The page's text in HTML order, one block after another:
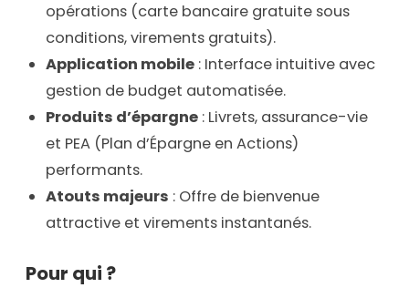
opérations (carte bancaire gratuite sous
conditions, virements gratuits).
Application mobile : Interface intuitive avec
gestion de budget automatisée.
Produits d’épargne : Livrets, assurance-vie
et PEA (Plan d’Épargne en Actions)
performants.
Atouts majeurs : Offre de bienvenue
attractive et virements instantanés.
Pour qui ?